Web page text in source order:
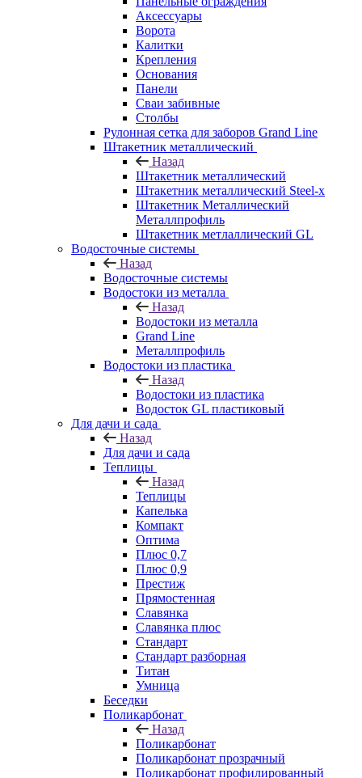
Аксессуары
Ворота
Калитки
Крепления
Основания
Панели
Сваи забивные
Столбы
Рулонная сетка для заборов Grand Line
Штакетник металлический
Назад
Штакетник металлический
Штакетник металлический Steel-x
Штакетник Металлический
Металлпрофиль
Штакетник метлаллический GL
Водосточные системы
Назад
Водосточные системы
Водостоки из металла
Назад
Водостоки из металла
Grand Line
Металлпрофиль
Водостоки из пластика
Назад
Водостоки из пластика
Водосток GL пластиковый
Для дачи и сада
Назад
Для дачи и сада
Теплицы
Назад
Теплицы
Капелька
Компакт
Оптима
Плюс 0,7
Плюс 0,9
Престиж
Прямостенная
Славянка
Славянка плюс
Стандарт
Стандарт разборная
Титан
Умница
Беседки
Поликарбонат
Назад
Поликарбонат
Поликарбонат прозрачный
Поликарбонат профилированный